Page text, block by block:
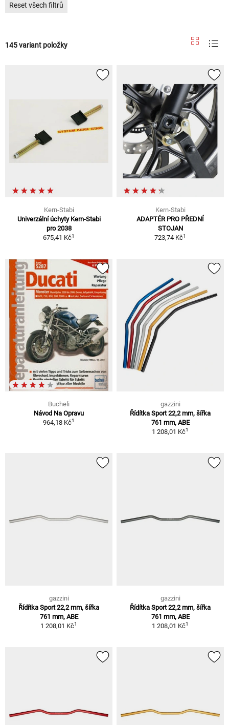
Reset všech filtrů
145 variant položky
Kern-Stabi
Univerzální úchyty Kern-Stabi
pro 2038
675,41 Kč1
Kern-Stabi
ADAPTÉR PRO PŘEDNÍ
STOJAN
723,74 Kč1
Bucheli
Návod Na Opravu
964,18 Kč1
gazzini
Řídítka Sport 22,2 mm, šířka
761 mm, ABE
1 208,01 Kč1
gazzini
Řídítka Sport 22,2 mm, šířka
761 mm, ABE
1 208,01 Kč1
gazzini
Řídítka Sport 22,2 mm, šířka
761 mm, ABE
1 208,01 Kč1